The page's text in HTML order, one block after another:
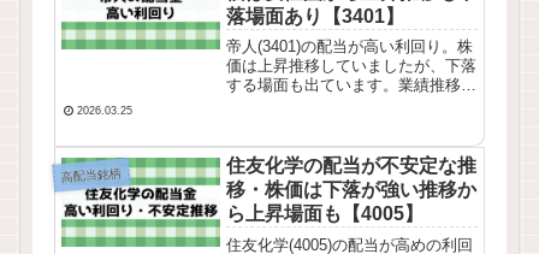
落場面あり【3401】
帝人(3401)の配当が高い利回り。株
価は上昇推移していましたが、下落
する場面も出ています。業績推移・
2026.03.25
高配当銘柄
住友化学の配当が不安定な推
移・株価は下落が強い推移か
ら上昇場面も【4005】
住友化学(4005)の配当が高めの利回